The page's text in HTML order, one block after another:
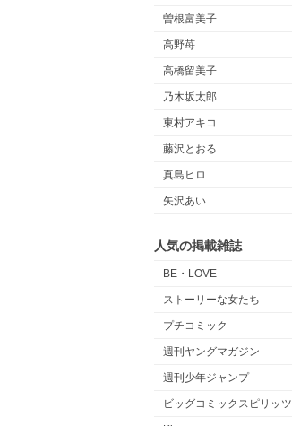
曽根富美子
高野苺
高橋留美子
乃木坂太郎
東村アキコ
藤沢とおる
真島ヒロ
矢沢あい
人気の掲載雑誌
BE・LOVE
ストーリーな女たち
プチコミック
週刊ヤングマガジン
週刊少年ジャンプ
ビッグコミックスピリッツ